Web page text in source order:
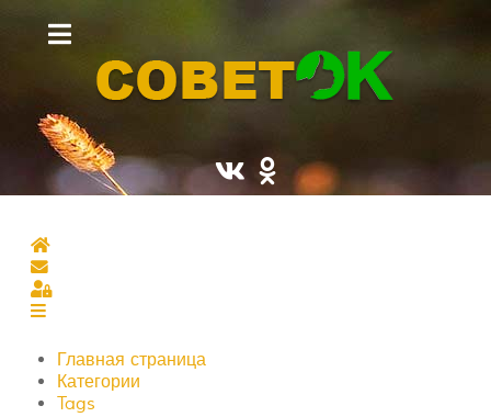
Главная страница
Подписаться на блог
Sign In
Главная страница
Категории
Tags